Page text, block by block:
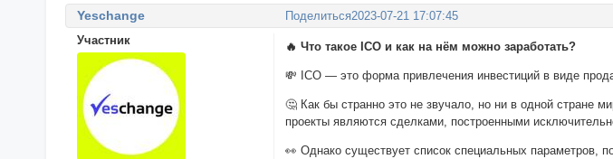
Поделиться2023-07-21 17:07:45
Yeschange
Участник
🔥 Что такое ICO и как на нём можно заработать?
💸 ICO — это форма привлечения инвестиций в виде
🤔 Как бы странно это не звучало, но ни в одной стране
проекты являются сделками, построенными
👀 Однако существует список специальных параметров,